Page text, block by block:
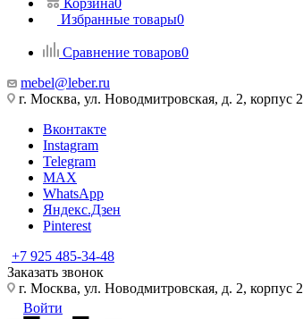
Корзина0
Избранные товары0
Сравнение товаров0
mebel@leber.ru
г. Москва, ул. Новодмитровская, д. 2, корпус 2
Вконтакте
Instagram
Telegram
MAX
WhatsApp
Яндекс.Дзен
Pinterest
+7 925 485-34-48
Заказать звонок
г. Москва, ул. Новодмитровская, д. 2, корпус 2
Войти